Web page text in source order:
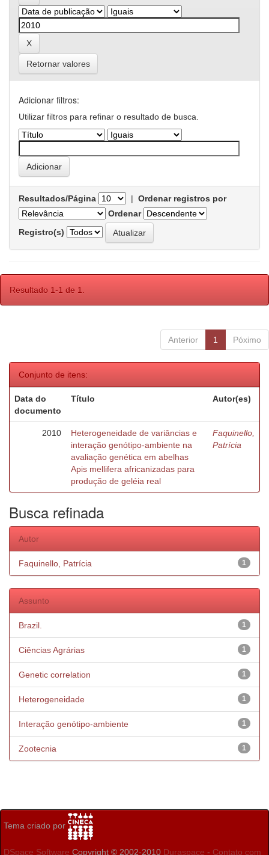
Retornar valores
Adicionar filtros:
Utilizar filtros para refinar o resultado de busca.
Resultados/Página | Ordenar registros por
Ordenar
Registro(s)
Resultado 1-1 de 1.
Anterior 1 Póximo
Conjunto de itens:
Data do
documento
Título Autor(es)
2010
Heterogeneidade de variâncias e
interação genótipo-ambiente na
avaliação genética em abelhas
Apis mellifera africanizadas para
produção de geléia real
Faquinello,
Patrícia
Busca refinada
Autor
1
Faquinello, Patrícia
Assunto
1
Brazil.
1
Ciências Agrárias
1
Genetic correlation
1
Heterogeneidade
1
Interação genótipo-ambiente
1
Zootecnia
Tema criado por
DSpace Software Copyright © 2002-2010 Duraspace - Contato com